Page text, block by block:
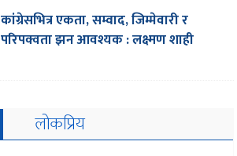
कांग्रेसभित्र एकता, सम्वाद, जिम्मेवारी र
परिपक्वता झन आवश्यक : लक्ष्मण शाही
लोकप्रिय